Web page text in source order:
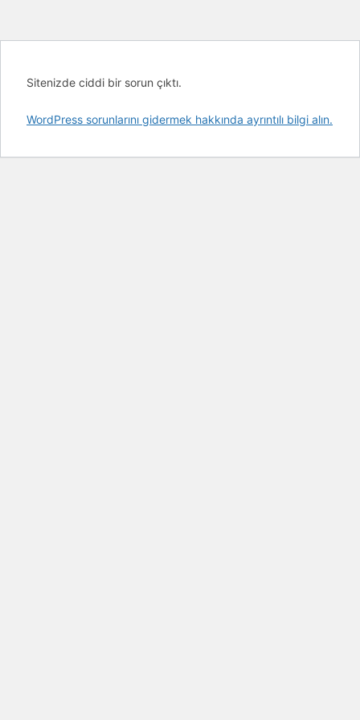
Sitenizde ciddi bir sorun çıktı.
WordPress sorunlarını gidermek hakkında ayrıntılı bilgi alın.